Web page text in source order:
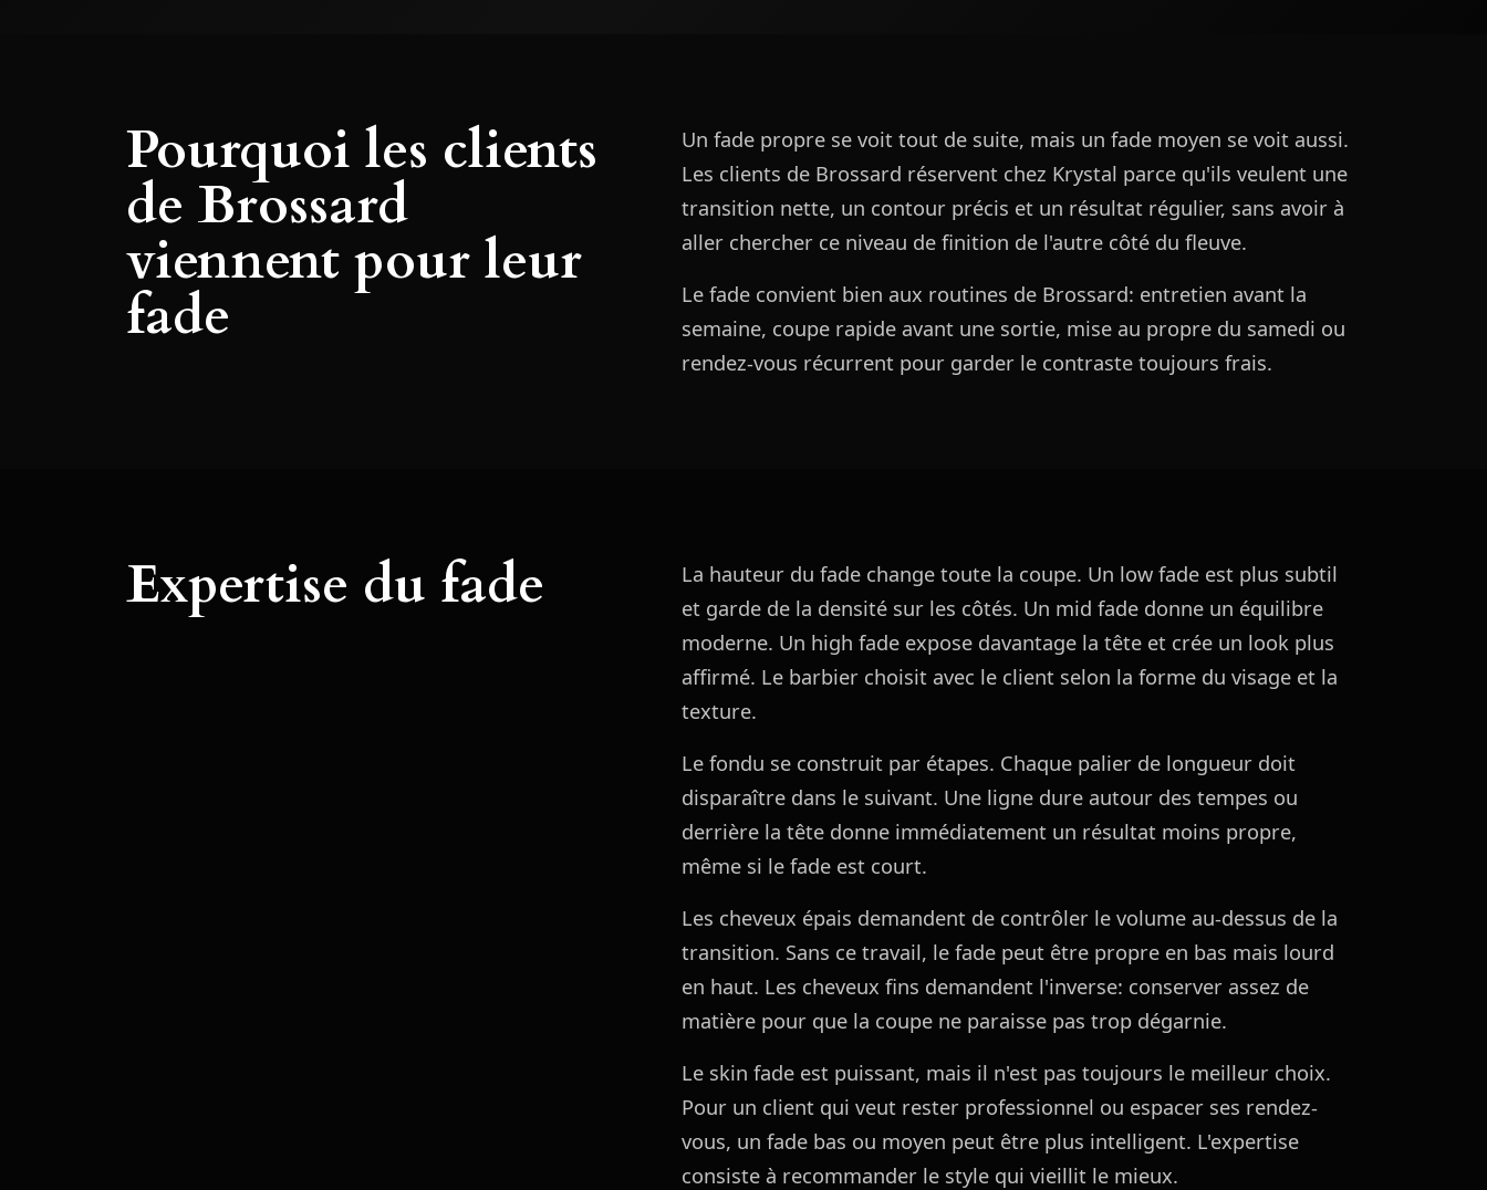
Pourquoi les clients
de Brossard
viennent pour leur
fade
Un fade propre se voit tout de suite, mais un fade moyen se voit aussi.
Les clients de Brossard réservent chez Krystal parce qu'ils veulent une
transition nette, un contour précis et un résultat régulier, sans avoir à
aller chercher ce niveau de finition de l'autre côté du fleuve.
Le fade convient bien aux routines de Brossard: entretien avant la
semaine, coupe rapide avant une sortie, mise au propre du samedi ou
rendez-vous récurrent pour garder le contraste toujours frais.
Expertise du fade
La hauteur du fade change toute la coupe. Un low fade est plus subtil
et garde de la densité sur les côtés. Un mid fade donne un équilibre
moderne. Un high fade expose davantage la tête et crée un look plus
affirmé. Le barbier choisit avec le client selon la forme du visage et la
texture.
Le fondu se construit par étapes. Chaque palier de longueur doit
disparaître dans le suivant. Une ligne dure autour des tempes ou
derrière la tête donne immédiatement un résultat moins propre,
même si le fade est court.
Les cheveux épais demandent de contrôler le volume au-dessus de la
transition. Sans ce travail, le fade peut être propre en bas mais lourd
en haut. Les cheveux fins demandent l'inverse: conserver assez de
matière pour que la coupe ne paraisse pas trop dégarnie.
Le skin fade est puissant, mais il n'est pas toujours le meilleur choix.
Pour un client qui veut rester professionnel ou espacer ses rendez-
vous, un fade bas ou moyen peut être plus intelligent. L'expertise
consiste à recommander le style qui vieillit le mieux.